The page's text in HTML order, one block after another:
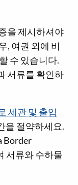
을 제시하셔야
, 여권 외에 비
수 있습니다.
서류를 확인하
세관 및 출입
을 절약하세요.
Border
서류와 수하물